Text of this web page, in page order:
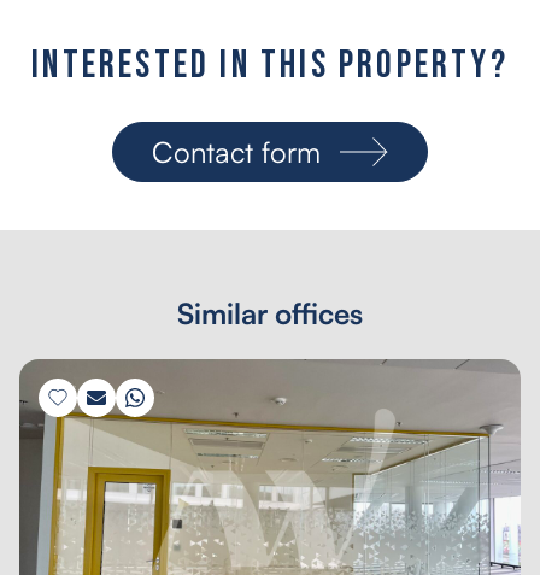
Interested in this property?
Contact form
Similar offices